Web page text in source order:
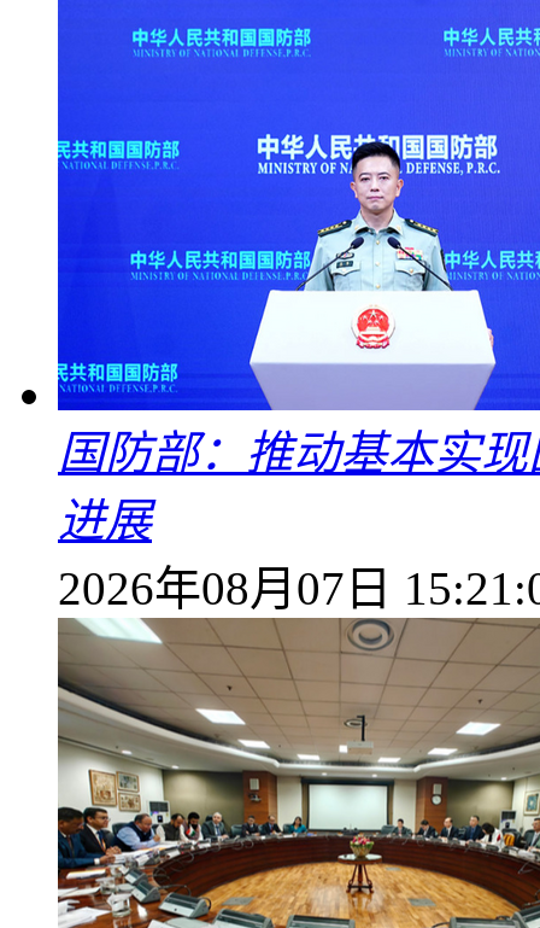
国防部：推动基本实
进展
2026年08月07日